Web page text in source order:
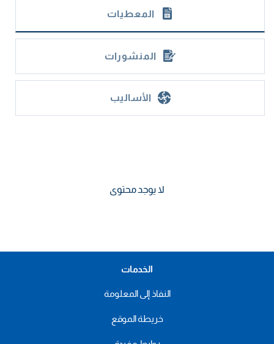
المعطيات
المنشورات
الأساليب
لا يوجد محتوى
الخدمات
النفاذ إلى المعلومة
خريطة الموقع